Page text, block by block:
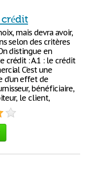
mais devra avoir,
selon des critères
distingue en
crédit : A.1 : le crédit
C’est une
d’un effet de
bénéficiaire,
le client,